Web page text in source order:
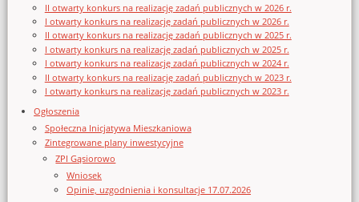
II otwarty konkurs na realizację zadań publicznych w 2026 r.
I otwarty konkurs na realizację zadań publicznych w 2026 r.
II otwarty konkurs na realizację zadań publicznych w 2025 r.
I otwarty konkurs na realizację zadań publicznych w 2025 r.
I otwarty konkurs na realizację zadań publicznych w 2024 r.
II otwarty konkurs na realizację zadań publicznych w 2023 r.
I otwarty konkurs na realizację zadań publicznych w 2023 r.
Ogłoszenia
Społeczna Inicjatywa Mieszkaniowa
Zintegrowane plany inwestycyjne
ZPI Gąsiorowo
Wniosek
Opinie, uzgodnienia i konsultacje 17.07.2026